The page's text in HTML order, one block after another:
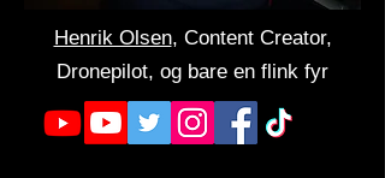
Henrik Olsen, Content Creator,
Dronepilot, og bare en flink fyr​